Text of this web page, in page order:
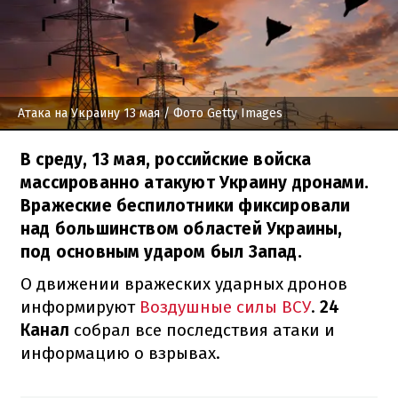
Атака на Украину 13 мая/ Фото Getty Images
В среду, 13 мая, российские войска
массированно атакуют Украину дронами.
Вражеские беспилотники фиксировали
над большинством областей Украины,
под основным ударом был Запад.
О движении вражеских ударных дронов
информируют Воздушные силы ВСУ. 24
Канал собрал все последствия атаки и
информацию о взрывах.